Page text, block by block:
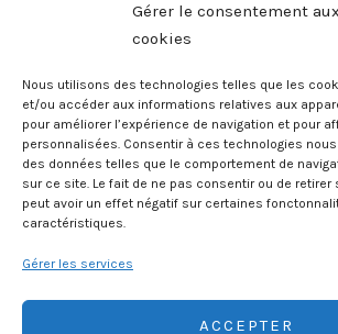
Gérer le consentement aux
cookies
Nous utilisons des technologies telles que les
et/ou accéder aux informations relatives aux
pour améliorer l’expérience de navigation et pour
personnalisées. Consentir à ces technologies
des données telles que le comportement de
sur ce site. Le fait de ne pas consentir ou de
peut avoir un effet négatif sur certaines
caractéristiques.
Gérer les services
ACCEPTER
BRETAGNE/
L’épervier
Larmes De
Posts
navigation
OLDER POSTS